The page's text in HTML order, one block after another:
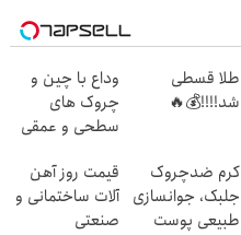
طلا قسطی
شد!!!!💰🔥
وداع با چین و
چروک های
سطحی و عمقی
کرم ضدچروک
جلبک، جوانسازی
طبیعی پوست
قیمت روز آهن
آلات ساختمانی و
صنعتی